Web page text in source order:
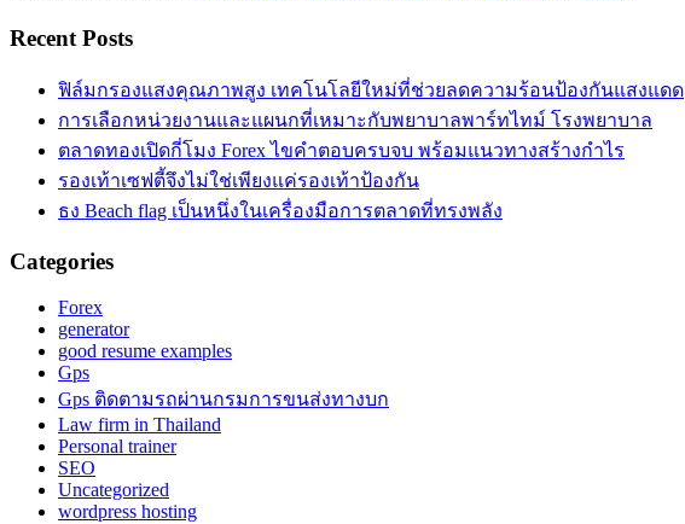
Recent Posts
ฟิล์มกรองแสงคุณภาพสูง เทคโนโลยีใหม่ที่ช่วยลดความร้อนป้องกันแสงแดด
การเลือกหน่วยงานและแผนกที่เหมาะกับพยาบาลพาร์ทไทม์ โรงพยาบาล
ตลาดทองเปิดกี่โมง Forex ไขคำตอบครบจบ พร้อมแนวทางสร้างกำไร
รองเท้าเซฟตี้จึงไม่ใช่เพียงแค่รองเท้าป้องกัน
ธง Beach flag เป็นหนึ่งในเครื่องมือการตลาดที่ทรงพลัง
Categories
Forex
generator
good resume examples
Gps
Gps ติดตามรถผ่านกรมการขนส่งทางบก
Law firm in Thailand
Personal trainer
SEO
Uncategorized
wordpress hosting